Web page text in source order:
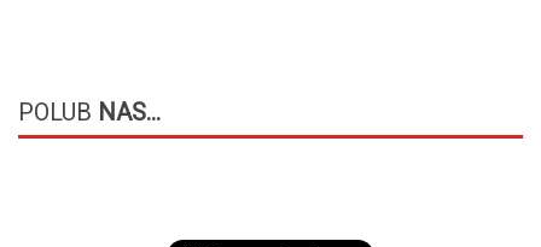
POLUB NAS...